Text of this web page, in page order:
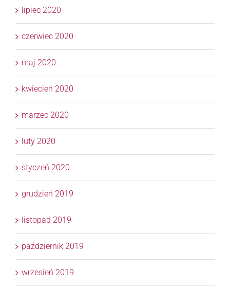
lipiec 2020
czerwiec 2020
maj 2020
kwiecień 2020
marzec 2020
luty 2020
styczeń 2020
grudzień 2019
listopad 2019
październik 2019
wrzesień 2019